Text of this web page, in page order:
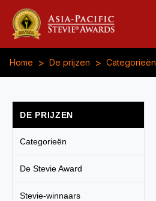
Home > De prijzen > Categorieën
DE PRIJZEN
Categorieën
De Stevie Award
Stevie-winnaars